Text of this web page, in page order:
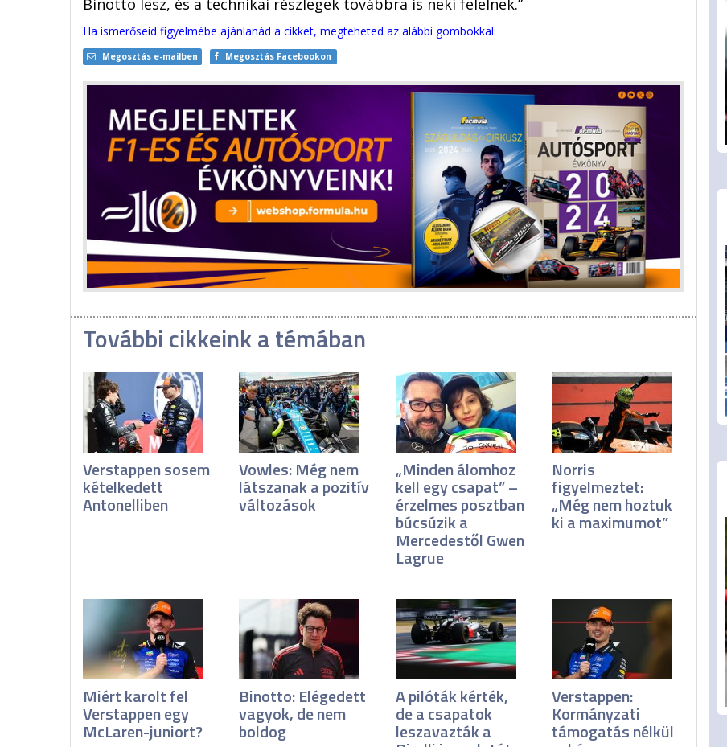
Binotto lesz, és a technikai részlegek továbbra is neki felelnek.”
Ha ismerőseid figyelmébe ajánlanád a cikket, megteheted az alábbi gombokkal:
Megosztás e-mailben Megosztás Facebookon
További cikkeink a témában
Verstappen sosem
kételkedett
Antonelliben
Vowles: Még nem
látszanak a pozitív
változások
„Minden álomhoz
kell egy csapat” –
érzelmes posztban
búcsúzik a
Mercedestől Gwen
Lagrue
Norris
figyelmeztet:
„Még nem hoztuk
ki a maximumot”
Miért karolt fel
Verstappen egy
McLaren-juniort?
Binotto: Elégedett
vagyok, de nem
boldog
A pilóták kérték,
de a csapatok
leszavazták a
Verstappen:
Kormányzati
támogatás nélkül